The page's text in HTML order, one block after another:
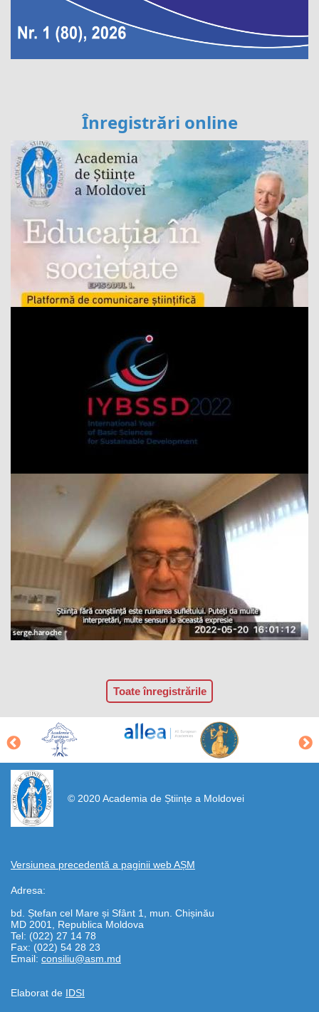
Înregistrări online
Toate înregistrările
© 2020 Academia de Științe a Moldovei
Versiunea precedentă a paginii web AȘM
Adresa:
bd. Ștefan cel Mare și Sfânt 1, mun. Chișinău
MD 2001, Republica Moldova
Tel: (022) 27 14 78
Fax: (022) 54 28 23
Email: consiliu@asm.md
Elaborat de IDSI
https://propletenie.ru/